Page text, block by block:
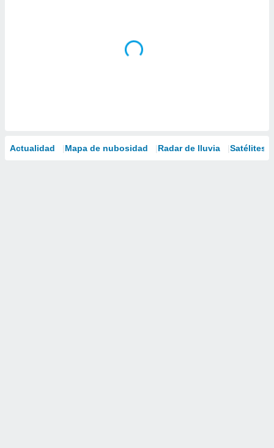
Actualidad Mapa de nubosidad Radar de lluvia Satélites